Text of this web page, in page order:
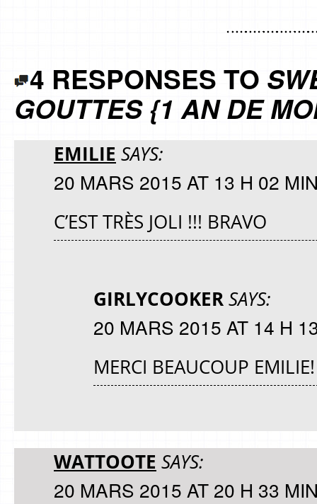
4 RESPONSES TO
GOUTTES {1 AN DE
EMILIE SAYS:
20 MARS 2015 AT 13 H 02
C’EST TRÈS JOLI !!! BRAVO
GIRLYCOOKERSAYS:
20 MARS 2015 AT 14 H
MERCI BEAUCOUP
WATTOOTE SAYS:
20 MARS 2015 AT 20 H 33